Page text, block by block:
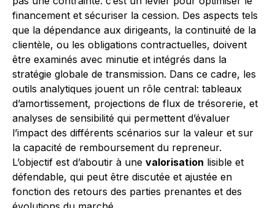
financement et sécuriser la cession. Des aspects tels
que la dépendance aux dirigeants, la continuité de la
clientèle, ou les obligations contractuelles, doivent
être examinés avec minutie et intégrés dans la
stratégie globale de transmission. Dans ce cadre, les
outils analytiques jouent un rôle central: tableaux
d’amortissement, projections de flux de trésorerie, et
analyses de sensibilité qui permettent d’évaluer
l’impact des différents scénarios sur la valeur et sur
la capacité de remboursement du repreneur.
L’objectif est d’aboutir à une valorisation lisible et
défendable, qui peut être discutée et ajustée en
fonction des retours des parties prenantes et des